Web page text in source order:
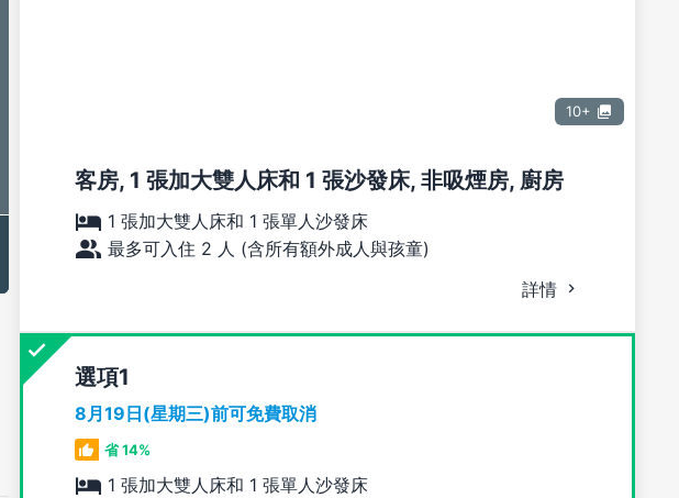
10+
客房, 1 張加大雙人床和 1 張沙發床, 非吸煙房, 廚房
1 張加大雙人床和 1 張單人沙發床
最多可入住 2 人 (含所有額外成人與孩童)
詳情
選項
8月19日(星期三)前可免費取消
省 14%
1 張加大雙人床和 1 張單人沙發床